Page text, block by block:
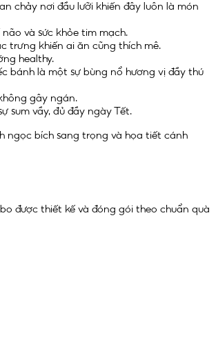
chảy nơi đầu lưỡi khiến đây luôn là món
và sức khỏe tim mạch.
trưng khiến ai ăn cũng thích mê.
healthy.
bánh là một sự bùng nổ hương vị đầy thú
gây ngán.
sum vầy, đủ đầy ngày Tết.
ngọc bích sang trọng và họa tiết cánh
được thiết kế và đóng gói theo chuẩn quà